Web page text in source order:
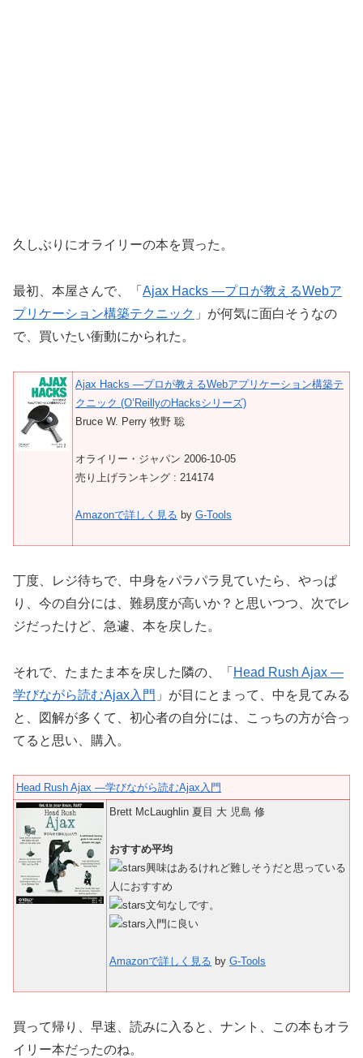
久しぶりにオライリーの本を買った。
最初、本屋さんで、「 Ajax Hacks ―プロが教えるWebア
プリケーション構築テクニック 」が何気に面白そうなの
で、買いたい衝動にかられた。
Ajax Hacks ―プロが教えるWebアプリケーション構築テ
クニック (O’ReillyのHacksシリーズ)
Bruce W. Perry 牧野 聡
オライリー・ジャパン 2006-10-05
売り上げランキング : 214174
Amazonで詳しく見る by G-Tools
丁度、レジ待ちで、中身をパラパラ見ていたら、やっぱ
り、今の自分には、難易度が高いか？と思いつつ、次でレ
ジだったけど、急遽、本を戻した。
それで、たまたま本を戻した隣の、「 Head Rush Ajax ―
学びながら読むAjax入門 」が目にとまって、中を見てみる
と、図解が多くて、初心者の自分には、こっちの方が合っ
てると思い、購入。
Head Rush Ajax ―学びながら読むAjax入門
Brett McLaughlin 夏目 大 児島 修
おすすめ平均
興味はあるけれど難しそうだと思っている
人におすすめ
文句なしです。
入門に良い
Amazonで詳しく見る by G-Tools
買って帰り、早速、読みに入ると、ナント、この本もオラ
イリー本だったのね。